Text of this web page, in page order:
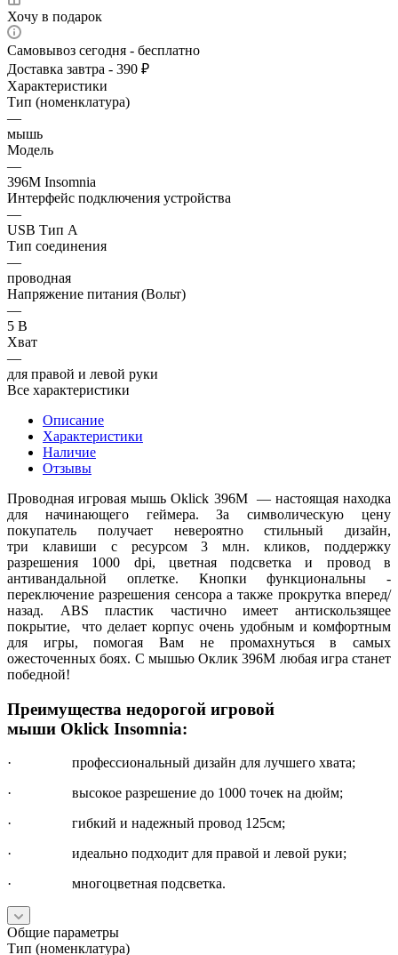
Хочу в подарок
Самовывоз сегодня - бесплатно
Доставка завтра - 390 ₽
Характеристики
Тип (номенклатура)
—
мышь
Модель
—
396M Insomnia
Интерфейс подключения устройства
—
USB Тип А
Тип соединения
—
проводная
Напряжение питания (Вольт)
—
5 В
Хват
—
для правой и левой руки
Все характеристики
Описание
Характеристики
Наличие
Отзывы
Проводная игровая мышь Oklick 396M — настоящая находка
для начинающего геймера. За символическую цену
покупатель получает невероятно стильный дизайн,
три клавиши с ресурсом 3 млн. кликов, поддержку
разрешения 1000 dpi, цветная подсветка и провод в
антивандальной оплетке. Кнопки функциональны -
переключение разрешения сенсора а также прокрутка вперед/
назад. ABS пластик частично имеет антискользящее
покрытие, что делает корпус очень удобным и комфортным
для игры, помогая Вам не промахнуться в самых
ожесточенных боях. С мышью Оклик 396М любая игра станет
победной!
Преимущества недорогой игровой
мыши Oklick Insomnia:
· профессиональный дизайн для лучшего хвата;
· высокое разрешение до 1000 точек на дюйм;
· гибкий и надежный провод 125см;
· идеально подходит для правой и левой руки;
· многоцветная подсветка.
Общие параметры
Тип (номенклатура)